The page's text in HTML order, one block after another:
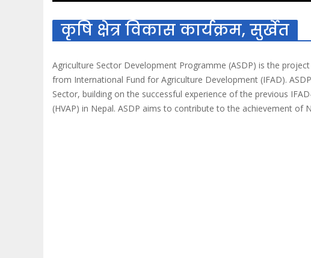
कृषि क्षेत्र विकास कार्यक्रम, सुर्खेत
Agriculture Sector Development Programme (ASDP) is the
from International Fund for Agriculture Development (IFAD).
Sector, building on the successful experience of the previous
(HVAP) in Nepal. ASDP aims to contribute to the achievement of